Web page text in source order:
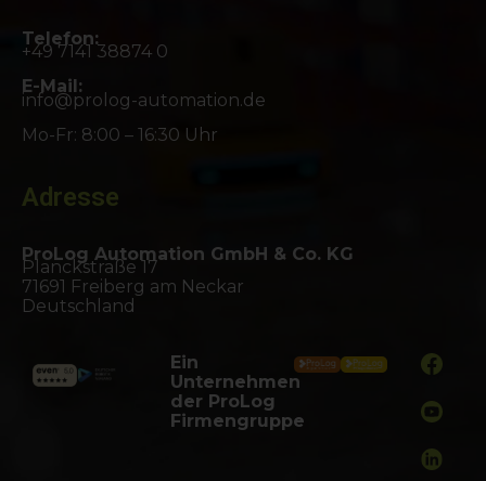
Telefon:
+49 7141 38874 0
E-Mail:
info@prolog-automation.de
Mo-Fr: 8:00 – 16:30 Uhr
Adresse
ProLog Automation GmbH & Co. KG
Planckstraße 17
71691 Freiberg am Neckar
Deutschland
Ein
Unternehmen
der ProLog
Firmengruppe